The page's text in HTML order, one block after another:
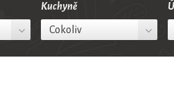
Kuchyně
Cokoliv